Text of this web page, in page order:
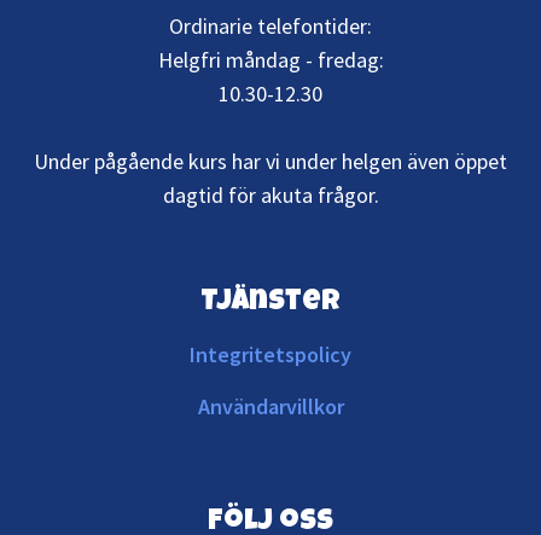
Ordinarie telefontider:
Helgfri måndag - fredag:
10.30-12.30
Under pågående kurs har vi under helgen även öppet
dagtid för akuta frågor.
Tjänster
Integritetspolicy
Användarvillkor
Följ oss